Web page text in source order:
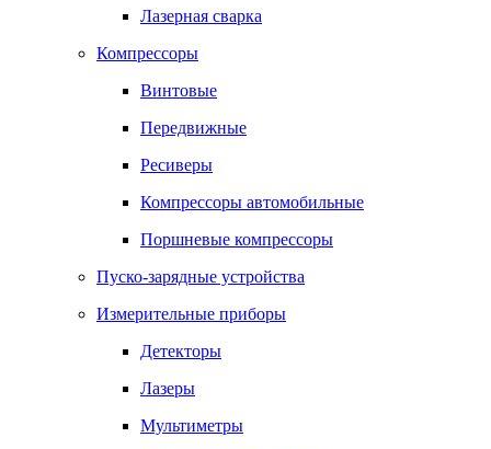
Лазерная сварка
Компрессоры
Винтовые
Передвижные
Ресиверы
Компрессоры автомобильные
Поршневые компрессоры
Пуско-зарядные устройства
Измерительные приборы
Детекторы
Лазеры
Мультиметры